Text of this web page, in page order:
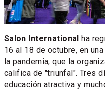
Salon International ha
16 al 18 de octubre, en
la pandemia, que la
califica de "triunfal". Tres
educación atractiva y